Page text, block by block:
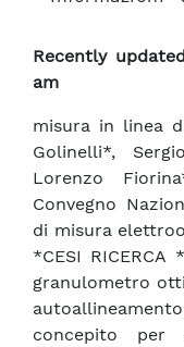
Recently
am
misura in linea
Golinelli*,
Lorenzo
Convegno
di misura
*CESI
granulometro
concepito per